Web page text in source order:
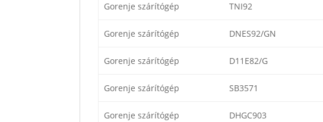
Gorenje szárítógép TNI92
Gorenje szárítógép DNES92/GN
Gorenje szárítógép D11E82/G
Gorenje szárítógép SB3571
Gorenje szárítógép DHGC903